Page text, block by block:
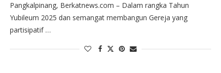
Pangkalpinang, Berkatnews.com – Dalam rangka Tahun
Yubileum 2025 dan semangat membangun Gereja yang
partisipatif …